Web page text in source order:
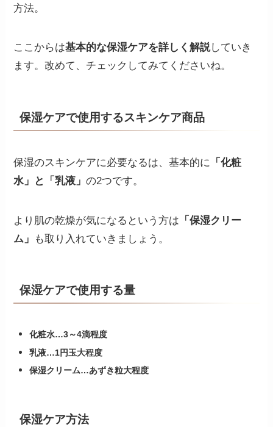
方法。
ここからは基本的な保湿ケアを詳しく解説していき
ます。改めて、チェックしてみてくださいね。
保湿ケアで使用するスキンケア商品
保湿のスキンケアに必要なるは、基本的に 「化粧
水」と「乳液」の2つです。
より肌の乾燥が気になるという方は 「保湿クリー
ム」
も取り入れていきましょう。
保湿ケアで使用する量
化粧水…3～4滴程度
乳液…1円玉大程度
保湿クリーム…あずき粒大程度
保湿ケア方法